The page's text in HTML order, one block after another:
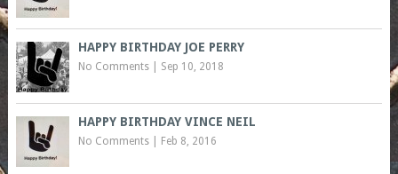
HAPPY BIRTHDAY JOE PERRY
No Comments| Sep 10, 2018
HAPPY BIRTHDAY VINCE NEIL
No Comments| Feb 8, 2016